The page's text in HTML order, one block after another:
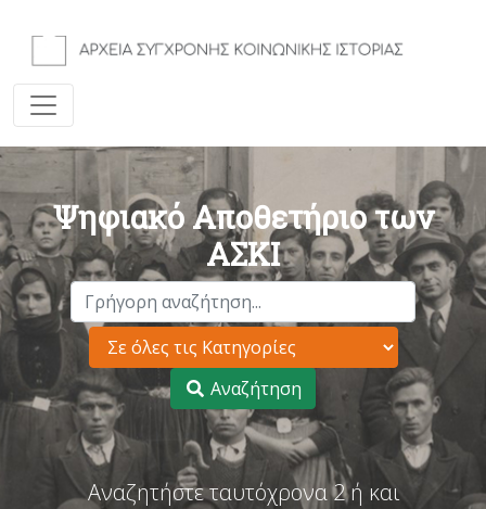
Ψηφιακό Αποθετήριο των
ΑΣΚΙ
Αναζήτηση
Αναζητήστε ταυτόχρονα 2 ή και